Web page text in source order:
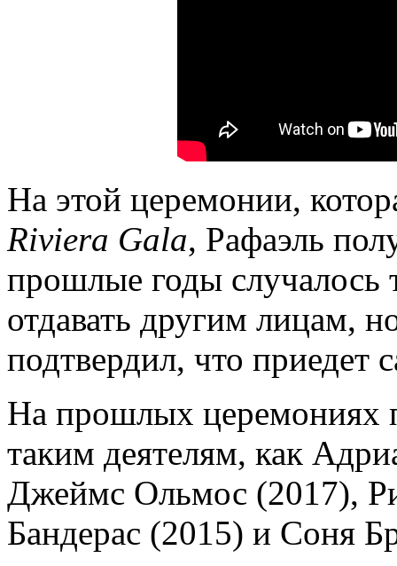
На этой церемонии,
Riviera Gala, Рафаэль
прошлые годы случалось
отдавать другим лицам,
подтвердил, что приедет
На прошлых церемониях
таким деятелям, как
Джеймс Ольмос (2017),
Бандерас (2015) и Соня